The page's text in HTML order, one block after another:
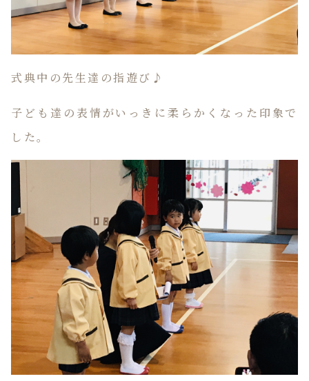
式典中の先生達の指遊び♪
子ども達の表情がいっきに柔らかくなった印象で
した。